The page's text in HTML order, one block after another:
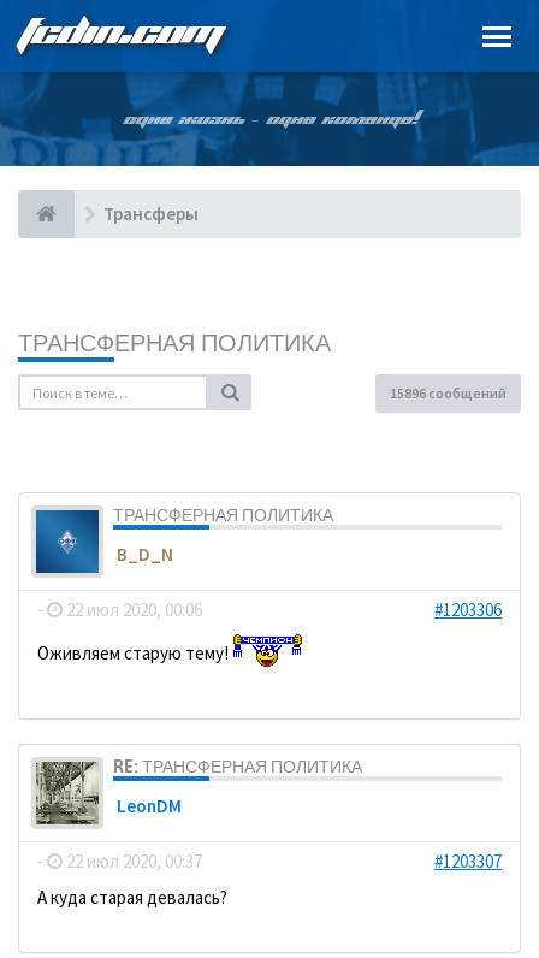
FCDIN.COM
ОДНА ЖИЗНЬ – ОДНА КОМАНДА!
Трансферы
ТРАНСФЕРНАЯ ПОЛИТИКА
15896 сообщений
ТРАНСФЕРНАЯ ПОЛИТИКА
B_D_N
- 22 июл 2020, 00:06
#1203306
Оживляем старую тему!
RE: ТРАНСФЕРНАЯ ПОЛИТИКА
LeonDM
- 22 июл 2020, 00:37
#1203307
А куда старая девалась?